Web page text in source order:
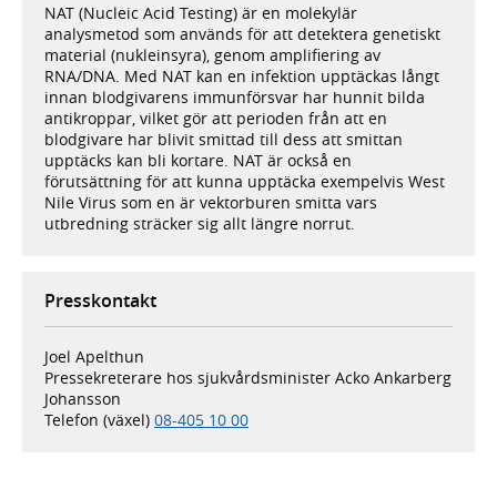
NAT (Nucleic Acid Testing) är en molekylär
analysmetod som används för att detektera genetiskt
material (nukleinsyra), genom amplifiering av
RNA/DNA. Med NAT kan en infektion upptäckas långt
innan blodgivarens immunförsvar har hunnit bilda
antikroppar, vilket gör att perioden från att en
blodgivare har blivit smittad till dess att smittan
upptäcks kan bli kortare. NAT är också en
förutsättning för att kunna upptäcka exempelvis West
Nile Virus som en är vektorburen smitta vars
utbredning sträcker sig allt längre norrut.
Presskontakt
Joel Apelthun
Pressekreterare hos sjukvårdsminister Acko Ankarberg
Johansson
Telefon (växel) 08-405 10 00